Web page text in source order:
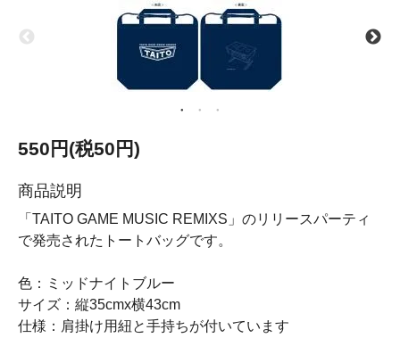
550円(税50円)
商品説明
「TAITO GAME MUSIC REMIXS」のリリースパーティ
で発売されたトートバッグです。
色：ミッドナイトブルー
サイズ：縦35cmx横43cm
仕様：肩掛け用紐と手持ちが付いています